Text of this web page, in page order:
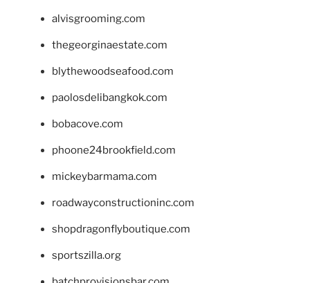
alvisgrooming.com
thegeorginaestate.com
blythewoodseafood.com
paolosdelibangkok.com
bobacove.com
phoone24brookfield.com
mickeybarmama.com
roadwayconstructioninc.com
shopdragonflyboutique.com
sportszilla.org